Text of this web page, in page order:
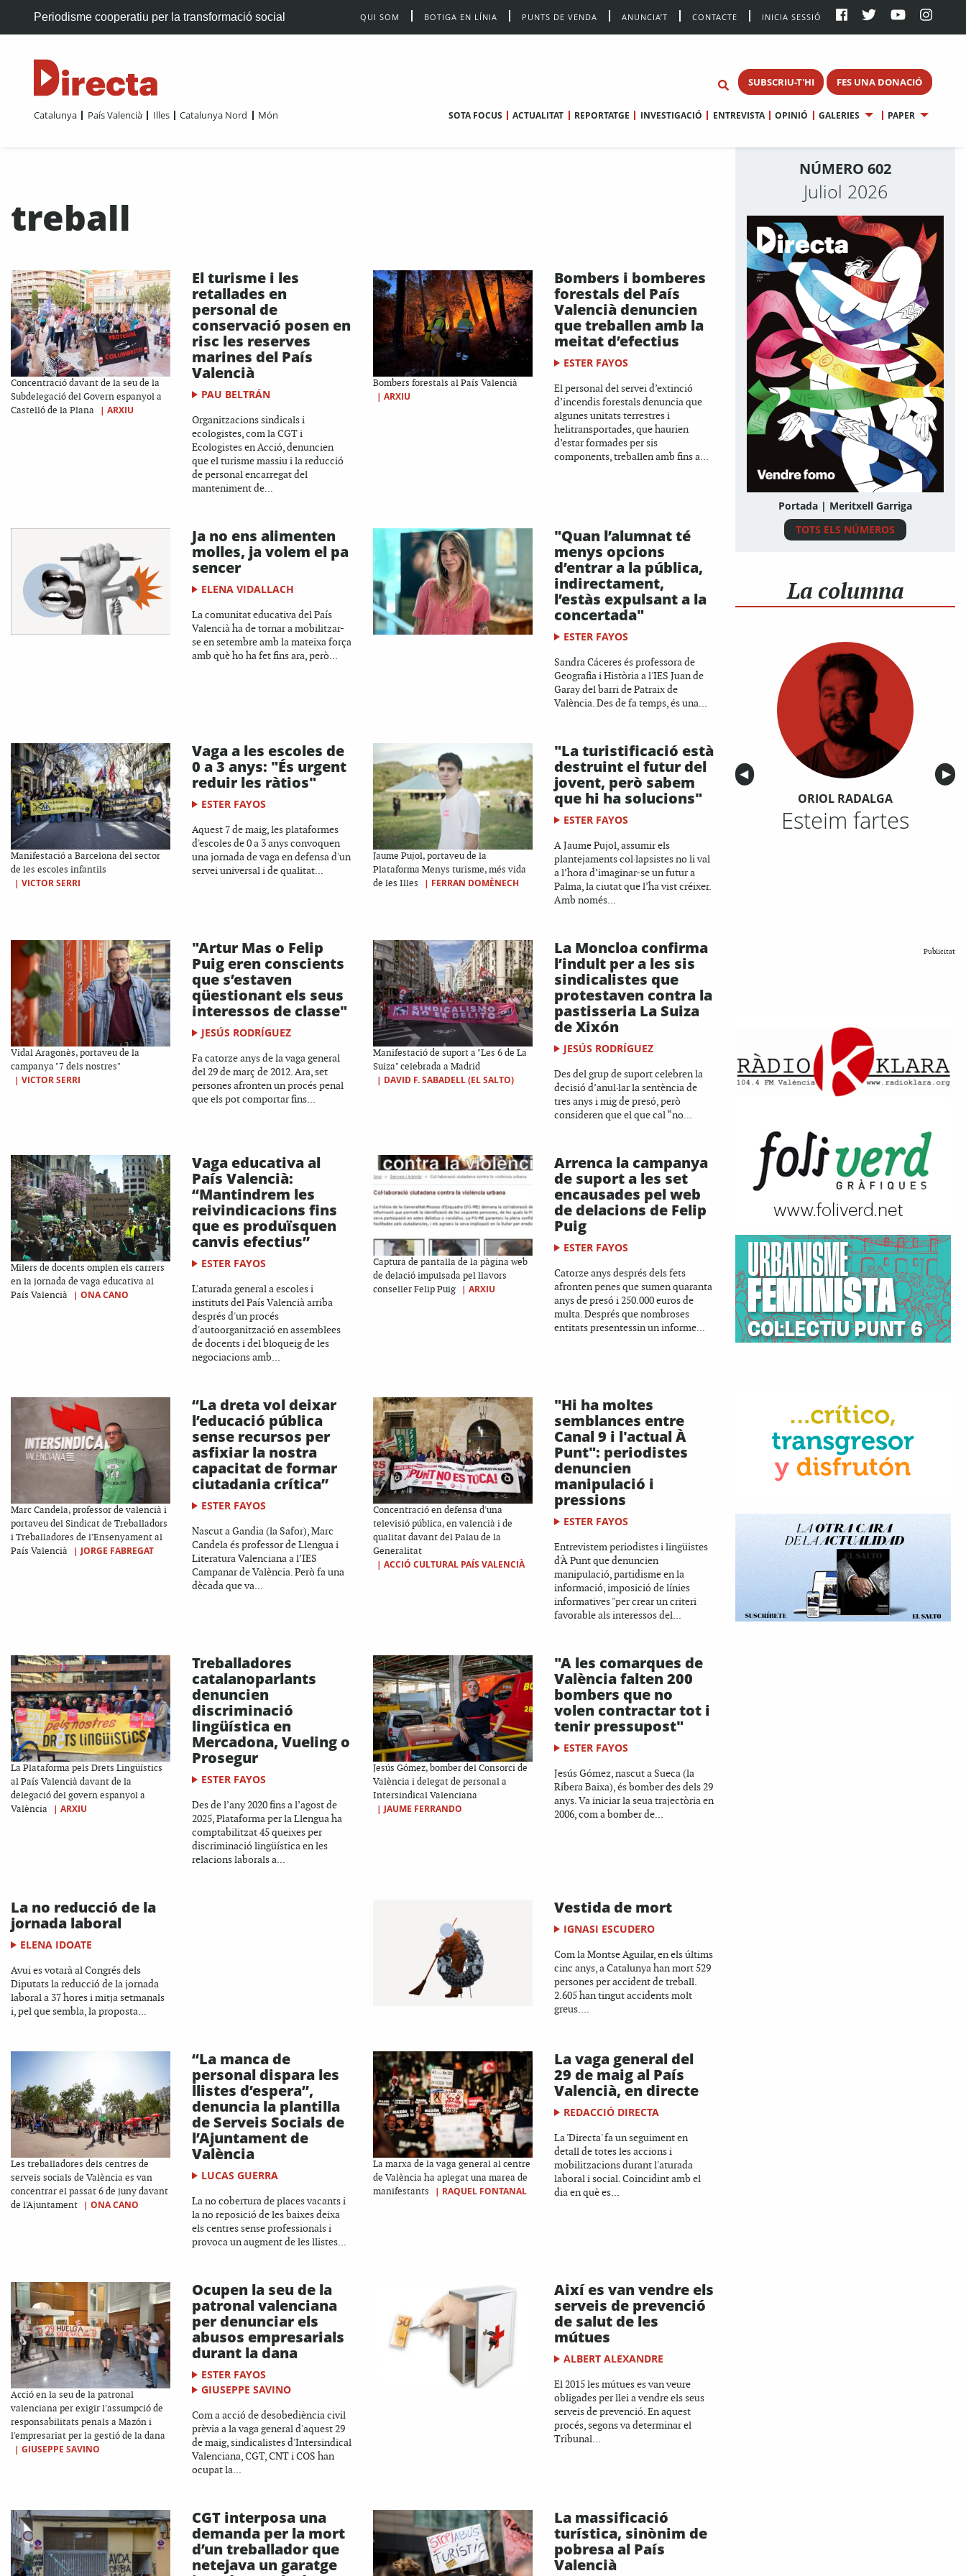
Periodisme cooperatiu per la transformació social QUI SOM BOTIGA EN LÍNIA PUNTS DE VENDA ANUNCIA’T CONTACTE INICIA SESSIÓ
SUBSCRIU-T'HI FES UNA DONACIÓ
Catalunya País Valencià Illes Catalunya Nord Món SOTA FOCUS ACTUALITAT REPORTATGE INVESTIGACIÓ ENTREVISTA OPINIÓ GALERIES PAPER
treball
Concentració davant de la seu de la
Subdelegació del Govern espanyol a
Castelló de la Plana
| ARXIU
El turisme i les
retallades en
personal de
conservació posen en
risc les reserves
marines del País
Valencià
PAU BELTRÁN
Organitzacions sindicals i
ecologistes, com la CGT i
Ecologistes en Acció, denuncien
que el turisme massiu i la reducció
de personal encarregat del
manteniment de...
Bombers forestals al País Valencià
| ARXIU
Bombers i bomberes
forestals del País
Valencià denuncien
que treballen amb la
meitat d’efectius
ESTER FAYOS
El personal del servei d’extinció
d’incendis forestals denuncia que
algunes unitats terrestres i
helitransportades, que haurien
d’estar formades per sis
components, treballen amb fins a...
Ja no ens alimenten
molles, ja volem el pa
sencer
ELENA VIDALLACH
La comunitat educativa del País
Valencià ha de tornar a mobilitzar-
se en setembre amb la mateixa força
amb què ho ha fet fins ara, però...
"Quan l’alumnat té
menys opcions
d’entrar a la pública,
indirectament,
l’estàs expulsant a la
concertada"
ESTER FAYOS
Sandra Cáceres és professora de
Geografia i Història a l'IES Juan de
Garay del barri de Patraix de
València. Des de fa temps, és una...
Manifestació a Barcelona del sector
de les escoles infantils
| VICTOR SERRI
Vaga a les escoles de
0 a 3 anys: "És urgent
reduir les ràtios"
ESTER FAYOS
Aquest 7 de maig, les plataformes
d'escoles de 0 a 3 anys convoquen
una jornada de vaga en defensa d'un
servei universal i de qualitat...
Jaume Pujol, portaveu de la
Plataforma Menys turisme, més vida
de les Illes
| FERRAN DOMÈNECH
"La turistificació està
destruint el futur del
jovent, però sabem
que hi ha solucions"
ESTER FAYOS
A Jaume Pujol, assumir els
plantejaments col·lapsistes no li val
a l’hora d’imaginar-se un futur a
Palma, la ciutat que l’ha vist créixer.
Amb només...
Vidal Aragonès, portaveu de la
campanya "7 dels nostres"
| VICTOR SERRI
"Artur Mas o Felip
Puig eren conscients
que s’estaven
qüestionant els seus
interessos de classe"
JESÚS RODRÍGUEZ
Fa catorze anys de la vaga general
del 29 de març de 2012. Ara, set
persones afronten un procés penal
que els pot comportar fins...
Manifestació de suport a "Les 6 de La
Suiza" celebrada a Madrid
| DAVID F. SABADELL (EL SALTO)
La Moncloa confirma
l’indult per a les sis
sindicalistes que
protestaven contra la
pastisseria La Suiza
de Xixón
JESÚS RODRÍGUEZ
Des del grup de suport celebren la
decisió d’anul·lar la sentència de
tres anys i mig de presó, però
consideren que el que cal “no...
Milers de docents omplen els carrers
en la jornada de vaga educativa al
País Valencià
| ONA CANO
Vaga educativa al
País Valencià:
“Mantindrem les
reivindicacions fins
que es produïsquen
canvis efectius”
ESTER FAYOS
L'aturada general a escoles i
instituts del País Valencià arriba
després d'un procés
d'autoorganització en assemblees
de docents i del bloqueig de les
negociacions amb...
Captura de pantalla de la pàgina web
de delació impulsada pel llavors
conseller Felip Puig
| ARXIU
Arrenca la campanya
de suport a les set
encausades pel web
de delacions de Felip
Puig
ESTER FAYOS
Catorze anys després dels fets
afronten penes que sumen quaranta
anys de presó i 250.000 euros de
multa. Després que nombroses
entitats presentessin un informe...
Marc Candela, professor de valencià i
portaveu del Sindicat de Treballadors
i Treballadores de l'Ensenyament al
País Valencià
| JORGE FABREGAT
“La dreta vol deixar
l’educació pública
sense recursos per
asfixiar la nostra
capacitat de formar
ciutadania crítica”
ESTER FAYOS
Nascut a Gandia (la Safor), Marc
Candela és professor de Llengua i
Literatura Valenciana a l’IES
Campanar de València. Però fa una
dècada que va...
Concentració en defensa d'una
televisió pública, en valencià i de
qualitat davant del Palau de la
Generalitat
| ACCIÓ CULTURAL PAÍS VALENCIÀ
"Hi ha moltes
semblances entre
Canal 9 i l'actual À
Punt": periodistes
denuncien
manipulació i
pressions
ESTER FAYOS
Entrevistem periodistes i lingüistes
d'À Punt que denuncien
manipulació, partidisme en la
informació, imposició de línies
informatives "per crear un criteri
favorable als interessos del...
La Plataforma pels Drets Lingüístics
al País Valencià davant de la
delegació del govern espanyol a
València
| ARXIU
Treballadores
catalanoparlants
denuncien
discriminació
lingüística en
Mercadona, Vueling o
Prosegur
ESTER FAYOS
Des de l’any 2020 fins a l’agost de
2025, Plataforma per la Llengua ha
comptabilitzat 45 queixes per
discriminació lingüística en les
relacions laborals a...
Jesús Gómez, bomber del Consorci de
València i delegat de personal a
Intersindical Valenciana
| JAUME FERRANDO
"A les comarques de
València falten 200
bombers que no
volen contractar tot i
tenir pressupost"
ESTER FAYOS
Jesús Gómez, nascut a Sueca (la
Ribera Baixa), és bomber des dels 29
anys. Va iniciar la seua trajectòria en
2006, com a bomber de...
La no reducció de la
jornada laboral
ELENA IDOATE
Avui es votarà al Congrés dels
Diputats la reducció de la jornada
laboral a 37 hores i mitja setmanals
i, pel que sembla, la proposta...
Vestida de mort
IGNASI ESCUDERO
Com la Montse Aguilar, en els últims
cinc anys, a Catalunya han mort 529
persones per accident de treball.
2.605 han tingut accidents molt
greus....
Les treballadores dels centres de
serveis socials de València es van
concentrar el passat 6 de juny davant
de l'Ajuntament
| ONA CANO
“La manca de
personal dispara les
llistes d’espera”,
denuncia la plantilla
de Serveis Socials de
l’Ajuntament de
València
LUCAS GUERRA
La no cobertura de places vacants i
la no reposició de les baixes deixa
els centres sense professionals i
provoca un augment de les llistes...
La marxa de la vaga general al centre
de València ha aplegat una marea de
manifestants
| RAQUEL FONTANAL
La vaga general del
29 de maig al País
Valencià, en directe
REDACCIÓ DIRECTA
La 'Directa' fa un seguiment en
detall de totes les accions i
mobilitzacions durant l'aturada
laboral i social. Coincidint amb el
dia en què es...
Acció en la seu de la patronal
valenciana per exigir l'assumpció de
responsabilitats penals a Mazón i
l'empresariat per la gestió de la dana
| GIUSEPPE SAVINO
Ocupen la seu de la
patronal valenciana
per denunciar els
abusos empresarials
durant la dana
ESTER FAYOS
GIUSEPPE SAVINO
Com a acció de desobediència civil
prèvia a la vaga general d'aquest 29
de maig, sindicalistes d'Intersindical
Valenciana, CGT, CNT i COS han
ocupat la...
Així es van vendre els
serveis de prevenció
de salut de les
mútues
ALBERT ALEXANDRE
El 2015 les mútues es van veure
obligades per llei a vendre els seus
serveis de prevenció. En aquest
procés, segons va determinar el
Tribunal...
CGT interposa una
demanda per la mort
d’un treballador que
netejava un garatge
La massificació
turística, sinònim de
pobresa al País
Valencià
NÚMERO 602
Juliol 2026
Portada | Meritxell Garriga
TOTS ELS NÚMEROS
La columna
Anterior
◀︎ ▶︎
ORIOL RADALGA
Esteim fartes
Publicitat